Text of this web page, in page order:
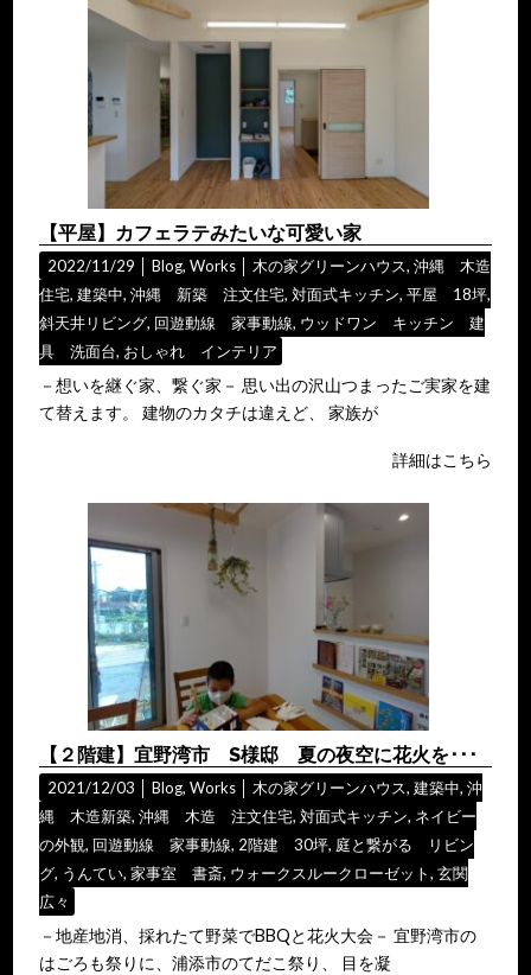
【平屋】カフェラテみたいな可愛い家
2022/11/29 │Blog,Works 木の家グリーンハウス,沖縄 木造
住宅,建築中,沖縄 新築 注文住宅,対面式キッチン,平屋 18坪,
斜天井リビング, 回遊動線 家事動線, ウッドワン キッチン 建
具 洗面台, おしゃれ インテリア
－想いを継ぐ家、繋ぐ家－ 思い出の沢山つまったご実家を建
て替えます。 建物のカタチは違えど、 家族が
詳細はこちら
【２階建】宜野湾市 S様邸 夏の夜空に花火を･･･
2021/12/03 │Blog,Works 木の家グリーンハウス,建築中,沖
縄 木造新築,沖縄 木造 注文住宅,対面式キッチン, ネイビー
の外観, 回遊動線 家事動線, 2階建 30坪, 庭と繋がる リビン
グ, うんてい,家事室 書斎, ウォークスルークローゼット,玄関
広々
－地産地消、採れたて野菜でBBQと花火大会－ 宜野湾市の
はごろも祭りに、浦添市のてだこ祭り、 目を凝